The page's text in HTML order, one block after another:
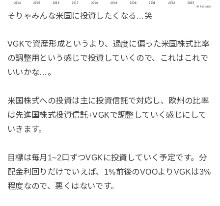
そりゃみんな米国に投資したくなる…笑
VGKで資産形成というより、過度に偏った米国株式比率
の調整用という感じで投資していくので、これはこれで
いいかな…。
米国株式への投資は主に投資信託で対応し、欧州の比率
は先進国株式投資信託+VGKで調整していく感じにして
いきます。
目標は毎月1~2口ずつVGKに投資していく予定です。分
配金利回りだけでいえば、1%前後のVOOよりVGKは3%
程度なので、悪くはないです。